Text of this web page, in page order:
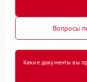
Вопросы
Какие документы вы